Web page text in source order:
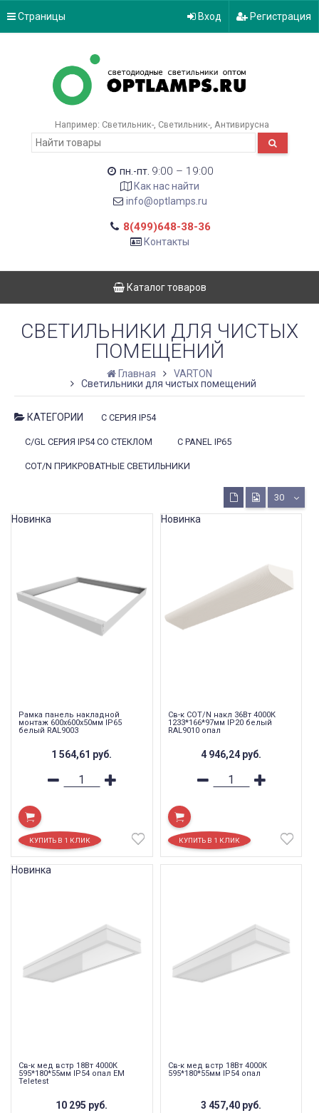
Страницы Вход Регистрация
Например: Светильник- Светильник- Антивирусна
пн.-пт. 9:00 – 19:00
Как нас найти
info@optlamps.ru
8(499)648-38-36
Контакты
Каталог товаров
СВЕТИЛЬНИКИ ДЛЯ ЧИСТЫХ
ПОМЕЩЕНИЙ
Главная
VARTON
Светильники для чистых помещений
КАТЕГОРИИ C СЕРИЯ IP54
C/GL СЕРИЯ IP54 СО СТЕКЛОМ C PANEL IP65
COT/N ПРИКРОВАТНЫЕ СВЕТИЛЬНИКИ
30
Рамка панель накладной
монтаж 600x600x50мм IP65
белый RAL9003
1 564,61 руб.
Новинка
Св-к COT/N накл 36Вт 4000К
1233*166*97мм IP20 белый
RAL9010 опал
4 946,24 руб.
Новинка
Св-к мед встр 18Вт 4000К
595*180*55мм IP54 опал EM
Teletest
10 295 руб.
Новинка
Св-к мед встр 18Вт 4000К
595*180*55мм IP54 опал
3 457,40 руб.